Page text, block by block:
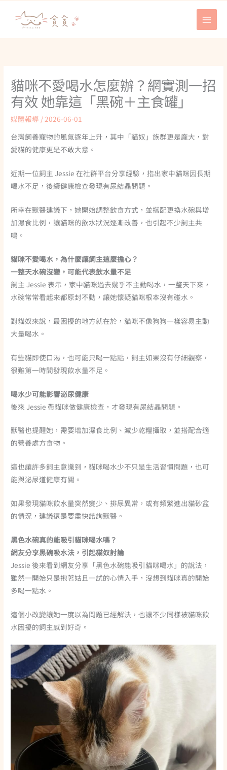
貓咪不愛喝水怎麼辦？網實測一招
有效 她靠這「黑碗＋主食罐」
媒體報導 / 2026-06-01
台灣飼養寵物的風氣逐年上升，其中「貓奴」族群更是龐大，對
愛貓的健康更是不敢大意。
近期一位飼主 Jessie 在社群平台分享經驗，指出家中貓咪因長期
喝水不足，後續健康檢查發現有尿結晶問題。
所幸在獸醫建議下，她開始調整飲食方式，並搭配更換水碗與增
加濕食比例，讓貓咪的飲水狀況逐漸改善，也引起不少飼主共
鳴。
貓咪不愛喝水，為什麼讓飼主這麼擔心？
一整天水碗沒變，可能代表飲水量不足
飼主 Jessie 表示，家中貓咪過去幾乎不主動喝水，一整天下來，
水碗常常看起來都原封不動，讓她懷疑貓咪根本沒有碰水。
對貓奴來說，最困擾的地方就在於，貓咪不像狗狗一樣容易主動
大量喝水。
有些貓即使口渴，也可能只喝一點點，飼主如果沒有仔細觀察，
很難第一時間發現飲水量不足。
喝水少可能影響泌尿健康
後來 Jessie 帶貓咪做健康檢查，才發現有尿結晶問題。
獸醫也提醒她，需要增加濕食比例、減少乾糧攝取，並搭配合適
的營養處方食物。
這也讓許多飼主意識到，貓咪喝水少不只是生活習慣問題，也可
能與泌尿道健康有關。
如果發現貓咪飲水量突然變少、排尿異常，或有頻繁進出貓砂盆
的情況，建議還是要盡快諮詢獸醫。
黑色水碗真的能吸引貓咪喝水嗎？
網友分享黑碗吸水法，引起貓奴討論
Jessie 後來看到網友分享「黑色水碗能吸引貓咪喝水」的說法，
雖然一開始只是抱著姑且一試的心情入手，沒想到貓咪真的開始
多喝一點水。
這個小改變讓她一度以為問題已經解決，也讓不少同樣被貓咪飲
水困擾的飼主感到好奇。